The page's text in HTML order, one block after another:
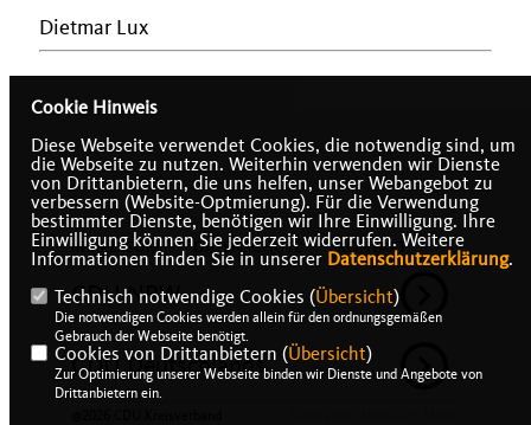
Dietmar Lux
IMPRESSUM DATENSCHUTZ KONTAKT
CDU NRW
CDU Deutschlands
Cookie Hinweis
Diese Webseite verwendet Cookies, die notwendig sind, um
die Webseite zu nutzen. Weiterhin verwenden wir Dienste
von Drittanbietern, die uns helfen, unser Webangebot zu
verbessern (Website-Optmierung). Für die Verwendung
bestimmter Dienste, benötigen wir Ihre Einwilligung. Ihre
Einwilligung können Sie jederzeit widerrufen. Weitere
Informationen finden Sie in unserer Datenschutzerklärung.
Technisch notwendige Cookies (Übersicht)
Die notwendigen Cookies werden allein für den ordnungsgemäßen
Gebrauch der Webseite benötigt.
Cookies von Drittanbietern (Übersicht)
Zur Optimierung unserer Webseite binden wir Dienste und Angebote von
Drittanbietern ein.